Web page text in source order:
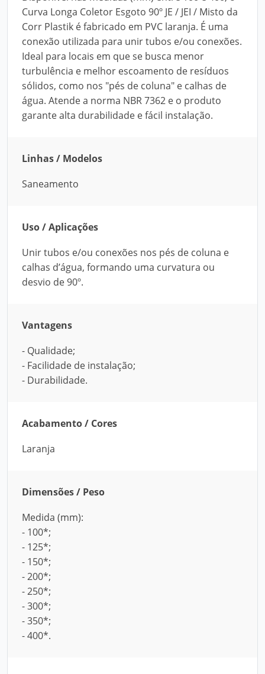
Curva Longa Coletor Esgoto 90º JE / JEI / Misto da
Corr Plastik é fabricado em PVC laranja. É uma
conexão utilizada para unir tubos e/ou conexões.
Ideal para locais em que se busca menor
turbulência e melhor escoamento de resíduos
sólidos, como nos "pés de coluna" e calhas de
água. Atende a norma NBR 7362 e o produto
garante alta durabilidade e fácil instalação.
Linhas / Modelos
Saneamento
Uso / Aplicações
Unir tubos e/ou conexões nos pés de coluna e
calhas d’água, formando uma curvatura ou
desvio de 90º.
Vantagens
- Qualidade;
- Facilidade de instalação;
- Durabilidade.
Acabamento / Cores
Laranja
Dimensões / Peso
Medida (mm):
- 100*;
- 125*;
- 150*;
- 200*;
- 250*;
- 300*;
- 350*;
- 400*.